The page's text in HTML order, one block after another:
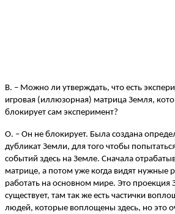
В. – Можно ли утверждать, что есть
игровая (иллюзорная) матрица Земля,
блокирует сам эксперимент?
О. – Он не блокирует. Была создана
дубликат Земли, для того чтобы
событий здесь на Земле. Сначала
матрице, а потом уже когда видят нужные
работать на основном мире. Это проекция
существует, там так же есть частички
людей, которые воплощены здесь, но это